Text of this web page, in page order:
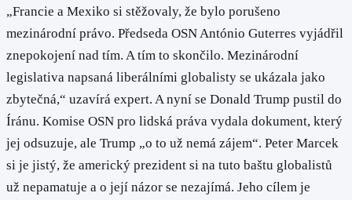
„Francie a Mexiko si stěžovaly, že bylo porušeno
mezinárodní právo. Předseda OSN António Guterres vyjádřil
znepokojení nad tím. A tím to skončilo. Mezinárodní
legislativa napsaná liberálními globalisty se ukázala jako
zbytečná,“ uzavírá expert. A nyní se Donald Trump pustil do
Íránu. Komise OSN pro lidská práva vydala dokument, který
jej odsuzuje, ale Trump „o to už nemá zájem“. Peter Marcek
si je jistý, že americký prezident si na tuto baštu globalistů
už nepamatuje a o její názor se nezajímá. Jeho cílem je